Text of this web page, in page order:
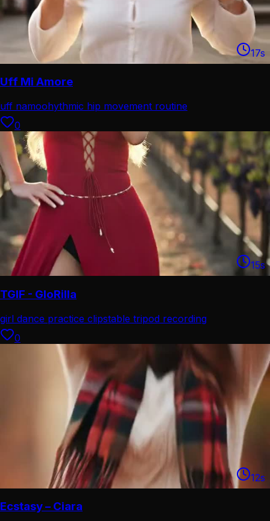
17s
Uff Mi Amore
uff namoohythmic hip movement routine
0
15s
TGIF - GloRilla
girl dance practice clipstable tripod recording
0
12s
Ecstasy – Ciara